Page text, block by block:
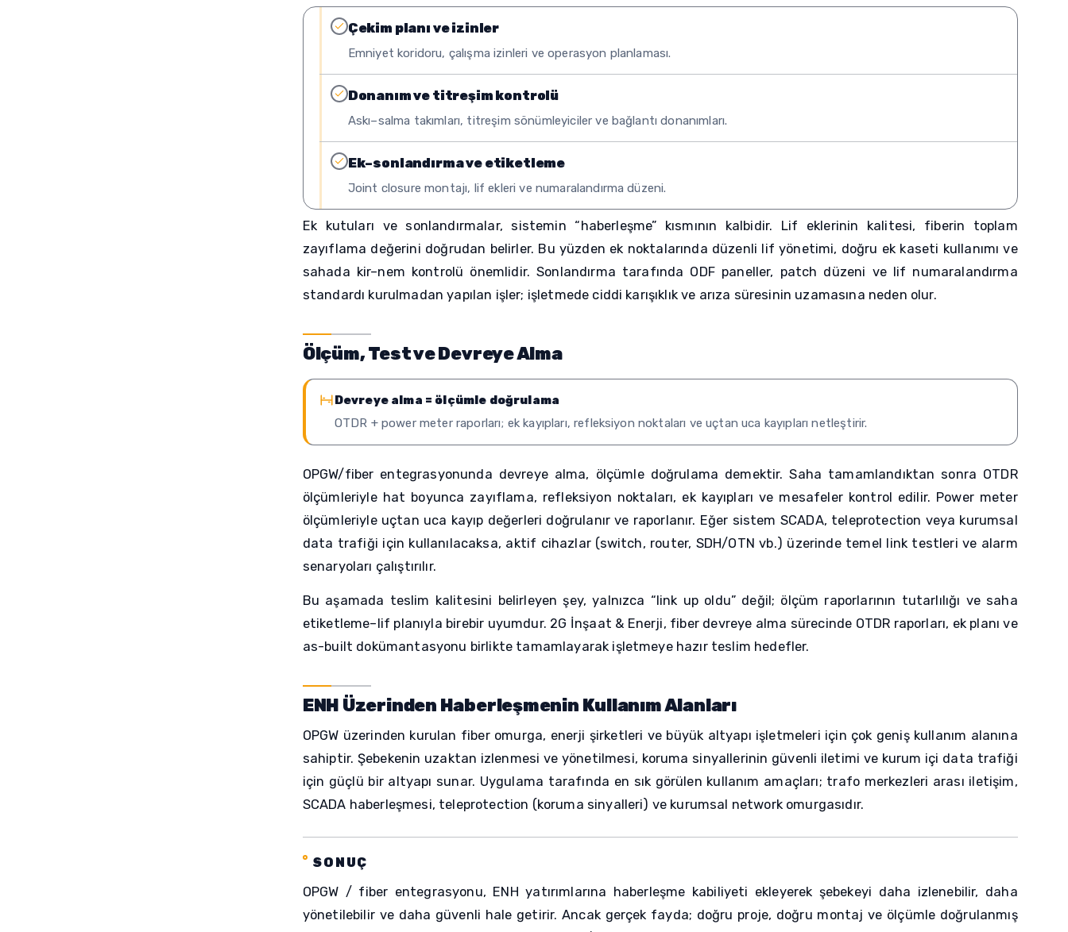
Çekim planı ve izinler
Emniyet koridoru, çalışma izinleri ve operasyon planlaması.
Donanım ve titreşim kontrolü
Askı–salma takımları, titreşim sönümleyiciler ve bağlantı donanımları.
Ek–sonlandırma ve etiketleme
Joint closure montajı, lif ekleri ve numaralandırma düzeni.
Ek kutuları ve sonlandırmalar, sistemin “haberleşme” kısmının kalbidir. Lif eklerinin kalitesi, fiberin toplam
zayıflama değerini doğrudan belirler. Bu yüzden ek noktalarında düzenli lif yönetimi, doğru ek kaseti kullanımı ve
sahada kir–nem kontrolü önemlidir. Sonlandırma tarafında ODF paneller, patch düzeni ve lif numaralandırma
standardı kurulmadan yapılan işler; işletmede ciddi karışıklık ve arıza süresinin uzamasına neden olur.
Ölçüm, Test ve Devreye Alma
Devreye alma = ölçümle doğrulama
OTDR + power meter raporları; ek kayıpları, refleksiyon noktaları ve uçtan uca kayıpları netleştirir.
OPGW/fiber entegrasyonunda devreye alma, ölçümle doğrulama demektir. Saha tamamlandıktan sonra OTDR
ölçümleriyle hat boyunca zayıflama, refleksiyon noktaları, ek kayıpları ve mesafeler kontrol edilir. Power meter
ölçümleriyle uçtan uca kayıp değerleri doğrulanır ve raporlanır. Eğer sistem SCADA, teleprotection veya kurumsal
data trafiği için kullanılacaksa, aktif cihazlar (switch, router, SDH/OTN vb.) üzerinde temel link testleri ve alarm
senaryoları çalıştırılır.
Bu aşamada teslim kalitesini belirleyen şey, yalnızca “link up oldu” değil; ölçüm raporlarının tutarlılığı ve saha
etiketleme–lif planıyla birebir uyumdur. 2G İnşaat & Enerji, fiber devreye alma sürecinde OTDR raporları, ek planı ve
as-built dokümantasyonu birlikte tamamlayarak işletmeye hazır teslim hedefler.
ENH Üzerinden Haberleşmenin Kullanım Alanları
OPGW üzerinden kurulan fiber omurga, enerji şirketleri ve büyük altyapı işletmeleri için çok geniş kullanım alanına
sahiptir. Şebekenin uzaktan izlenmesi ve yönetilmesi, koruma sinyallerinin güvenli iletimi ve kurum içi data trafiği
için güçlü bir altyapı sunar. Uygulama tarafında en sık görülen kullanım amaçları; trafo merkezleri arası iletişim,
SCADA haberleşmesi, teleprotection (koruma sinyalleri) ve kurumsal network omurgasıdır.
SONUÇ
OPGW / fiber entegrasyonu, ENH yatırımlarına haberleşme kabiliyeti ekleyerek şebekeyi daha izlenebilir, daha
yönetilebilir ve daha güvenli hale getirir. Ancak gerçek fayda; doğru proje, doğru montaj ve ölçümle doğrulanmış